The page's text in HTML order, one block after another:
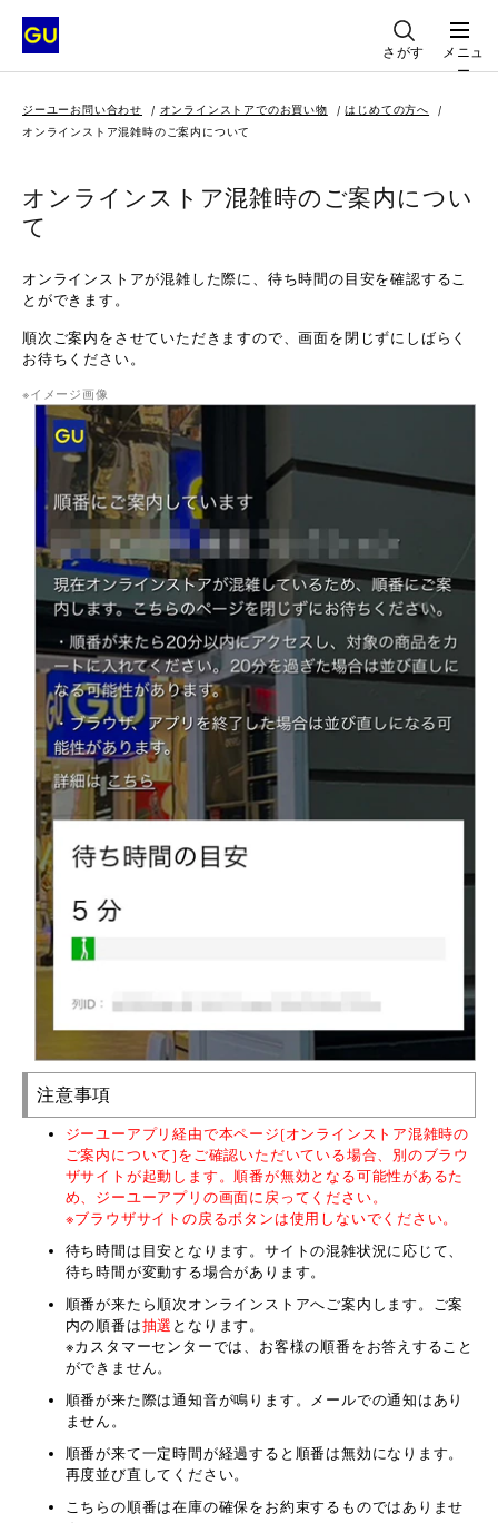
さがす
メニュ
ー
ジーユーお問い合わせ オンラインストアでのお買い物
はじめての方へ
オンラインストア混雑時のご案内について
オンラインストア混雑時のご案内につい
て
オンラインストアが混雑した際に、待ち時間の目安を確認するこ
とができます。
順次ご案内をさせていただきますので、画面を閉じずにしばらく
お待ちください。
イメージ画像
注意事項
ジーユーアプリ経由で本ページ(オンラインストア混雑時の
ご案内について)をご確認いただいている場合、別のブラウ
ザサイトが起動します。順番が無効となる可能性があるた
め、ジーユーアプリの画面に戻ってください。
※ブラウザサイトの戻るボタンは使用しないでください。
待ち時間は目安となります。サイトの混雑状況に応じて、
待ち時間が変動する場合があります。
順番が来たら順次オンラインストアへご案内します。ご案
内の順番は抽選 となります。
※カスタマーセンターでは、お客様の順番をお答えすること
ができません。
順番が来た際は通知音が鳴ります。メールでの通知はあり
ません。
順番が来て一定時間が経過すると順番は無効になります。
再度並び直してください。
こちらの順番は在庫の確保をお約束するものではありませ